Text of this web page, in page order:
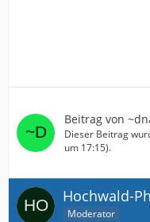
Beitrag von
Dieser Beitrag
um 17:15).
Hochwald-
Moderator